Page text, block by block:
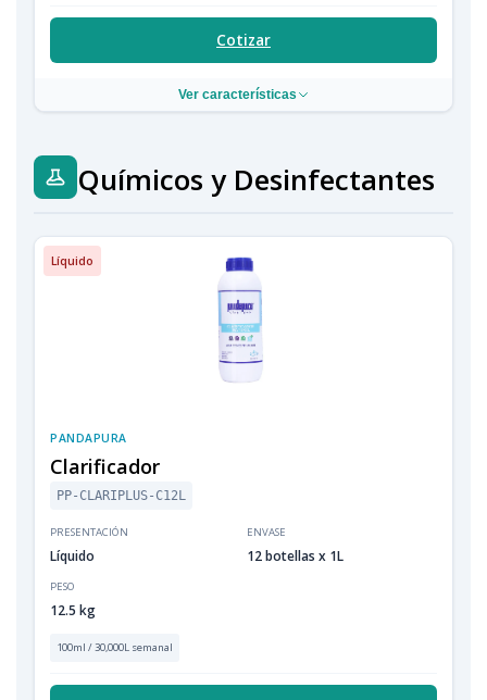
Cotizar
Ver características
Químicos y Desinfectantes
Líquido
PANDAPURA
Clarificador
PP-CLARIPLUS-C12L
PRESENTACIÓN
Líquido
ENVASE
12 botellas x 1L
PESO
12.5 kg
100ml / 30,000L semanal